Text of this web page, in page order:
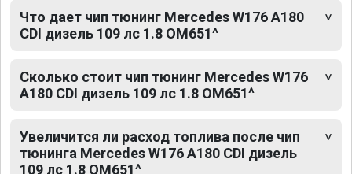
Что дает чип тюнинг Mercedes W176 A180
CDI дизель 109 лс 1.8 OM651^
Сколько стоит чип тюнинг Mercedes W176
A180 CDI дизель 109 лс 1.8 OM651^
Увеличится ли расход топлива после чип
тюнинга Mercedes W176 A180 CDI дизель
109 лс 1.8 OM651^